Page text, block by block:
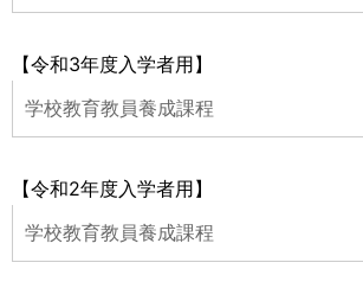
【令和3年度入学者用】
学校教育教員養成課程
【令和2年度入学者用】
学校教育教員養成課程